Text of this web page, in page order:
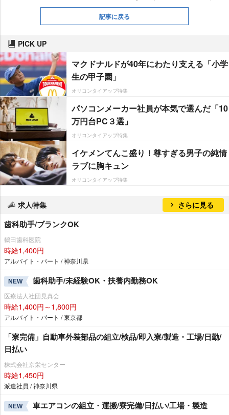
記事に戻る
PICK UP
マクドナルドが40年にわたり支える「小学
生の甲子園」
オリコンタイアップ特集
パソコンメーカー社員が本気で選んだ「10
万円台PC３選」
オリコンタイアップ特集
イケメンてんこ盛り！尊すぎる男子の純情
ラブに胸キュン
オリコンタイアップ特集
求人特集 さらに見る
歯科助手/ブランクOK
鶴田歯科医院
時給1,400円
アルバイト・パート / 神奈川県
NEW 歯科助手/未経験OK・扶養内勤務OK
医療法人社団見真会
時給1,400円～1,800円
アルバイト・パート / 東京都
「寮完備」自動車外装部品の組立/検品/即入寮/製造・工場/日勤/
日払い
株式会社京栄センター
時給1,450円
派遣社員 / 神奈川県
NEW 車エアコンの組立・運搬/寮完備/日払い/工場・製造